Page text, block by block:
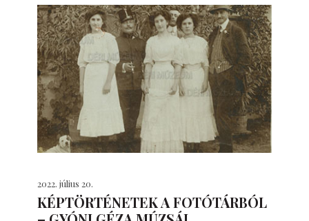
2022. július 20.
KÉPTÖRTÉNETEK A FOTÓTÁRBÓL